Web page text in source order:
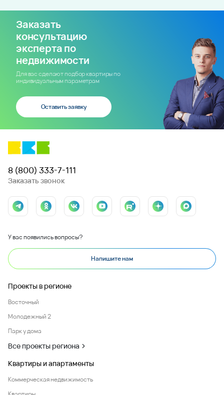
Заказать
консультацию
эксперта по
недвижимости
Для вас сделают подбор квартиры по
индивидуальным параметрам
Оставить заявку
8 (800) 333-7-111
Заказать звонок
У вас появились вопросы?
Напишите нам
Проекты в регионе
Восточный
Молодежный 2
Парк у дома
Все проекты региона
Квартиры и апартаменты
Коммерческая недвижимость